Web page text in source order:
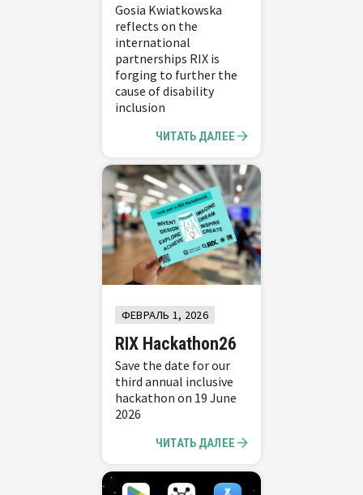
Gosia Kwiatkowska
reflects on the
international
partnerships RIX is
forging to further the
cause of disability
inclusion
ЧИТАТЬ ДАЛЕЕ
ФЕВРАЛЬ 1, 2026
RIX Hackathon26
Save the date for our
third annual inclusive
hackathon on 19 June
2026
ЧИТАТЬ ДАЛЕЕ